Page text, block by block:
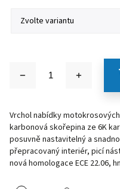
Vrchol nabídky
karbonová skořepina ze 6K
posuvně nastavitelný a
přepracovaný interiér, picí
nová homologace ECE 22.06,